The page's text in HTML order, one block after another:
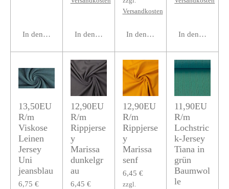
In den WarenkorbIn den Warenkorb
Versandkosten
In den WarenkorbIn den
13,50EU
R/m
Viskose
Leinen
Jersey
Uni
jeansblau
6,75 €
12,90EU
R/m
Rippjerse
y
Marissa
dunkelgr
au
6,45 €
12,90EU
R/m
Rippjerse
y
Marissa
senf
6,45 €
zzgl.
11,90EU
R/m
Lochstric
k-Jersey
Tiana in
grün
Baumwol
le